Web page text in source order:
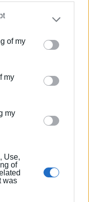
by us to third parties
that may
one or more
store information
deny consent to
your data for
of my
my
my
Use,
of
was